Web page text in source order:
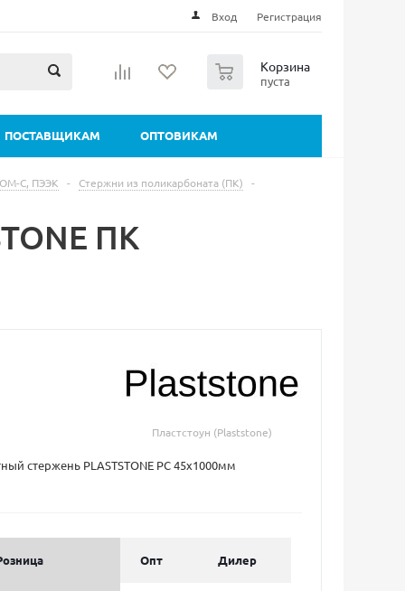
Вход Регистрация
Корзина
пуста
ПОСТАВЩИКАМ ОПТОВИКАМ
С, ПЭЭК - Стержни из поликарбоната (ПК) -
ПК
Пластстоун (Plaststone)
стержень PLASTSTONE PC 45х1000мм
Опт Дилер